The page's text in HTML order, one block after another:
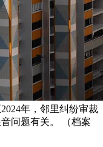
年，邻里纠纷审裁
问题有关。 （档案